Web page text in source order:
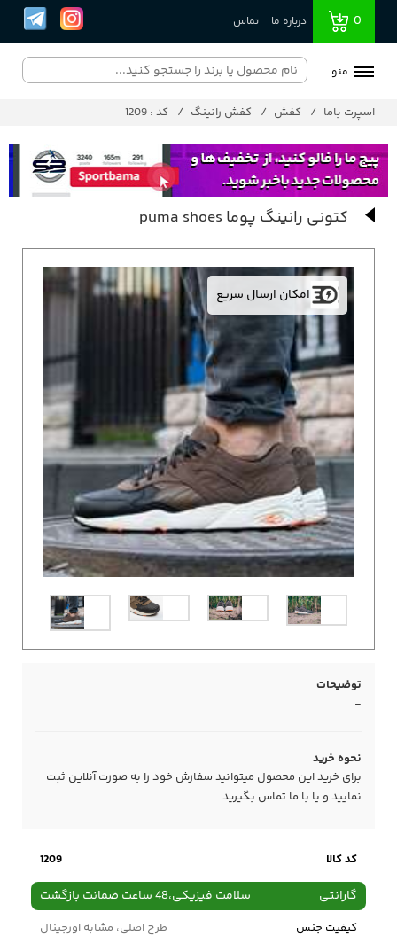
0 درباره ما تماس
منو
اسپرت باما کفش کفش رانینگ کد : 1209
کتونی رانینگ پوما puma shoes
امکان ارسال سریع
توضیحات
-
نحوه خرید
برای خرید این محصول میتوانید سفارش خود را به صورت آنلاین ثبت
نمایید و یا با ما تماس بگیرید
کد کالا 1209
گارانتی سلامت فیزیکی،48 ساعت ضمانت بازگشت
کیفیت جنس
طرح اصلی، مشابه اورجینال